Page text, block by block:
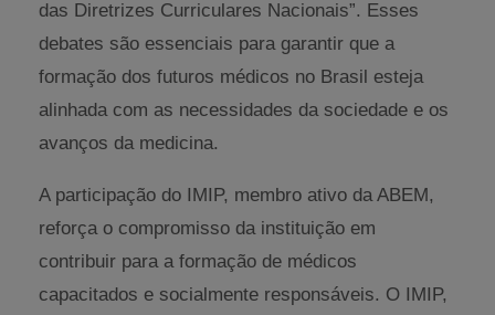
das Diretrizes Curriculares Nacionais”. Esses
debates são essenciais para garantir que a
formação dos futuros médicos no Brasil esteja
alinhada com as necessidades da sociedade e os
avanços da medicina.
A participação do IMIP, membro ativo da ABEM,
reforça o compromisso da instituição em
contribuir para a formação de médicos
capacitados e socialmente responsáveis. O IMIP,